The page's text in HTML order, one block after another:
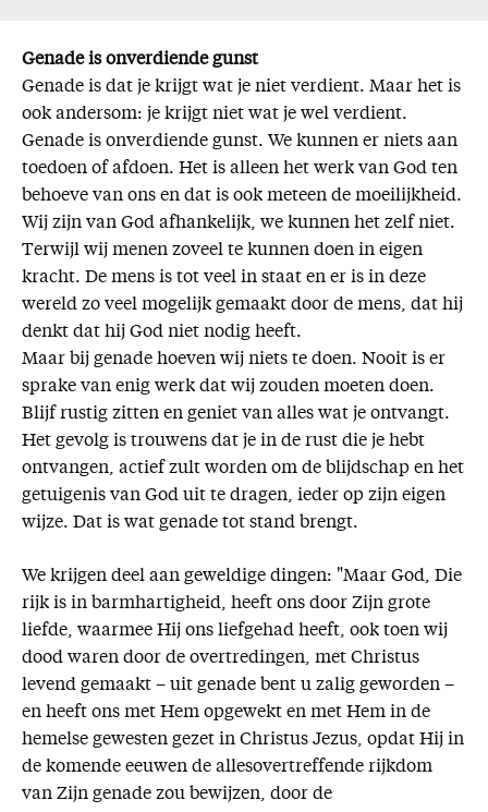
Genade is onverdiende gunst
Genade is dat je krijgt wat je niet verdient. Maar het is
ook andersom: je krijgt niet wat je wel verdient.
Genade is onverdiende gunst. We kunnen er niets aan
toedoen of afdoen. Het is alleen het werk van God ten
behoeve van ons en dat is ook meteen de moeilijkheid.
Wij zijn van God afhankelijk, we kunnen het zelf niet.
Terwijl wij menen zoveel te kunnen doen in eigen
kracht. De mens is tot veel in staat en er is in deze
wereld zo veel mogelijk gemaakt door de mens, dat hij
denkt dat hij God niet nodig heeft.
Maar bij genade hoeven wij niets te doen. Nooit is er
sprake van enig werk dat wij zouden moeten doen.
Blijf rustig zitten en geniet van alles wat je ontvangt.
Het gevolg is trouwens dat je in de rust die je hebt
ontvangen, actief zult worden om de blijdschap en het
getuigenis van God uit te dragen, ieder op zijn eigen
wijze. Dat is wat genade tot stand brengt.
We krijgen deel aan geweldige dingen: "Maar God, Die
rijk is in barmhartigheid, heeft ons door Zijn grote
liefde, waarmee Hij ons liefgehad heeft, ook toen wij
dood waren door de overtredingen, met Christus
levend gemaakt – uit genade bent u zalig geworden –
en heeft ons met Hem opgewekt en met Hem in de
hemelse gewesten gezet in Christus Jezus, opdat Hij in
de komende eeuwen de allesovertreffende rijkdom
van Zijn genade zou bewijzen, door de